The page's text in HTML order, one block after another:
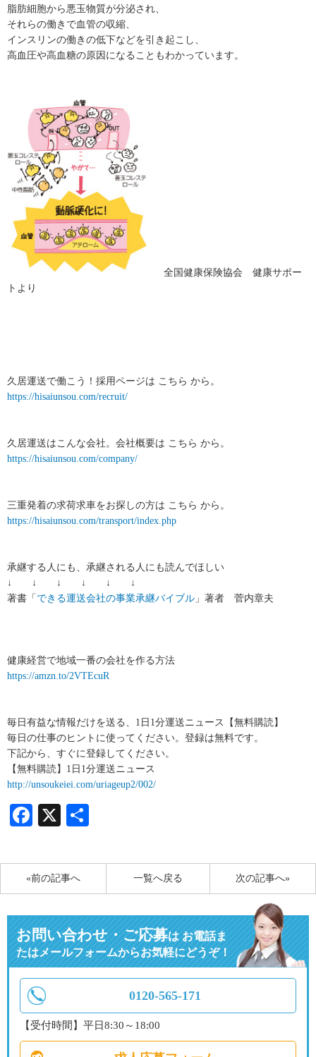
脂肪細胞から悪玉物質が分泌され、
それらの働きで血管の収縮、
インスリンの働きの低下などを引き起こし、
高血圧や高血糖の原因になることもわかっています。
全国健康保険協会 健康サポー
トより
久居運送で働こう！採用ページは こちら から。
https://hisaiunsou.com/recruit/
久居運送はこんな会社。会社概要は こちら から。
https://hisaiunsou.com/company/
三重発着の求荷求車をお探しの方は こちら から。
https://hisaiunsou.com/transport/index.php
承継する人にも、承継される人にも読んでほしい
↓ ↓ ↓ ↓ ↓ ↓
著書「 できる運送会社の事業承継バイブル 」著者 菅内章夫
健康経営で地域一番の会社を作る方法
https://amzn.to/2VTEcuR
毎日有益な情報だけを送る、1日1分運送ニュース【無料購読】
毎日の仕事のヒントに使ってください。登録は無料です。
下記から、すぐに登録してください。
【無料購読】1日1分運送ニュース
http://unsoukeiei.com/uriageup2/002/
Facebook
X
«前の記事へ 次の記事へ»
一覧へ戻る
お問い合わせ・ご応募はお電話ま
たはメールフォームからお気軽にどうぞ！
0120-565-171
【受付時間】平日8:30～18:00